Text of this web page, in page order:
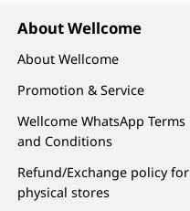
About Wellcome
About Wellcome
Promotion & Service
Wellcome WhatsApp Terms
and Conditions
Refund/Exchange policy for
physical stores